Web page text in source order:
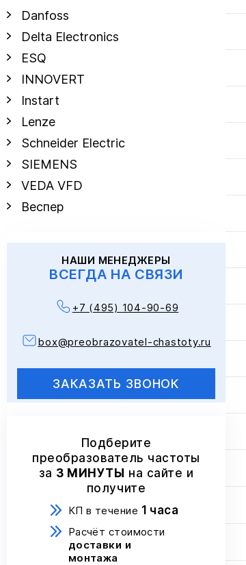
Danfoss
Delta Electronics
ESQ
INNOVERT
Instart
Lenze
Schneider Electric
SIEMENS
VEDA VFD
Веспер
НАШИ МЕНЕДЖЕРЫ
ВСЕГДА НА СВЯЗИ
+7 (495) 104-90-69
box@preobrazovatel-chastoty.ru
ЗАКАЗАТЬ ЗВОНОК
Подберите
преобразователь частоты
за 3 МИНУТЫ на сайте и
получите
КП в течение 1 часа
Расчёт стоимости
доставки и
монтажа